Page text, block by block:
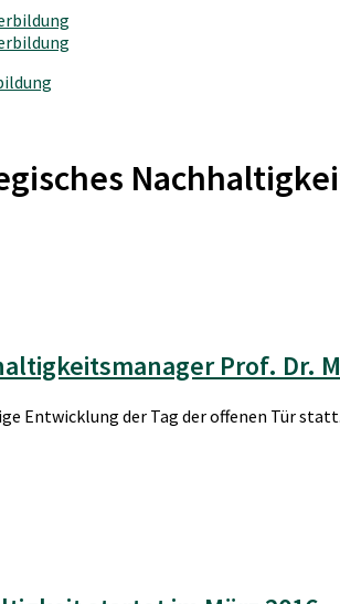
Prof. Dr.
Entwicklung der Tag der offenen Tür